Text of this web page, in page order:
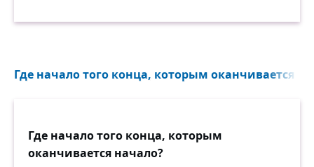
Где начало того конца, которым оканчивается
Где начало того конца, которым
оканчивается начало?